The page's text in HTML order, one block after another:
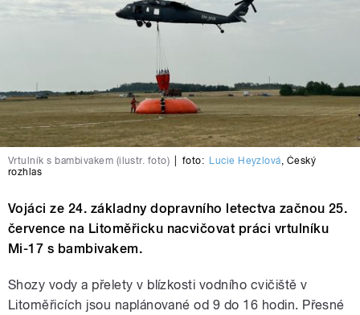
Vrtulník s bambivakem (ilustr. foto) foto: Lucie Heyzlová, Český
rozhlas
Vojáci ze 24. základny dopravního letectva začnou 25.
července na Litoměřicku nacvičovat práci vrtulníku
Mi-17 s bambivakem.
Shozy vody a přelety v blízkosti vodního cvičiště v
Litoměřicích jsou naplánované od 9 do 16 hodin. Přesné